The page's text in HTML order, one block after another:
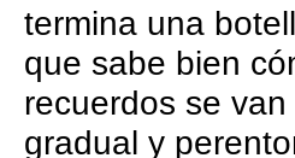
termina una
que sabe bien
recuerdos se
gradual y